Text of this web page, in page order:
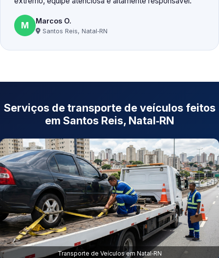
M Marcos O.
Santos Reis, Natal‑RN
Serviços de transporte de veículos feitos
em Santos Reis, Natal‑RN
Transporte de Veículos em Natal‑RN